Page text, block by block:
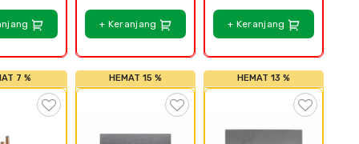
+ Keranjang + Keranjang
7 % HEMAT 15 % HEMAT 13 %